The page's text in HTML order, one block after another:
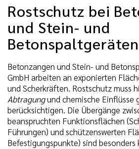
Rostschutz bei
und Stein- und
Betonspaltgeräten
Betonzangen und Stein- und
GmbH arbeiten an exponierten
und Scherkräften. Rostschutz muss
Abtragungund chemische Einflüsse
berücksichtigen. Die Übergänge
beanspruchten Funktionsflächen
Führungen) und schützenswerten
Befestigungspunkte) sind besonders